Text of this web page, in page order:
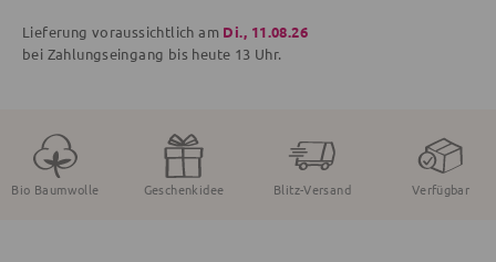
Lieferung voraussichtlich am Di., 11.08.26
bei Zahlungseingang bis heute 13 Uhr.
Bio Baumwolle Geschenkidee Blitz-Versand Verfügbar